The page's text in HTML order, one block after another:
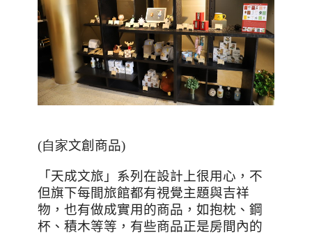
(自家文創商品)
「天成文旅」系列在設計上很用心，不
但旗下每間旅館都有視覺主題與吉祥
物，也有做成實用的商品，如抱枕、鋼
杯、積木等等，有些商品正是房間內的